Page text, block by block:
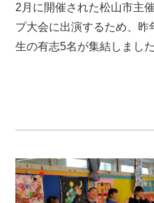
2月に開催された松山市主
プ大会に出演するため、
生の有志5名が集結しまし